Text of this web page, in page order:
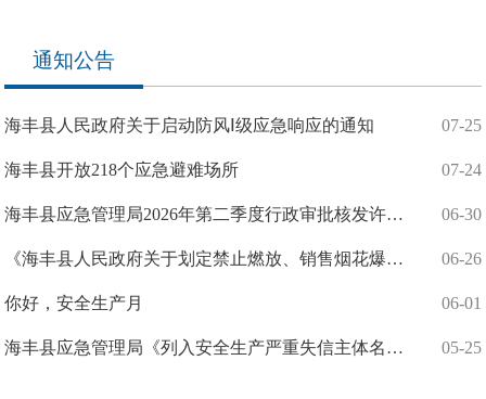
通知公告
海丰县人民政府关于启动防风Ⅰ级应急响应的通知 07-25
海丰县开放218个应急避难场所 07-24
海丰县应急管理局2026年第二季度行政审批核发许可证清单 06-30
《海丰县人民政府关于划定禁止燃放、销售烟花爆竹和孔明灯区域的通告（征求意见稿）》意见征集情况 06-26
你好，安全生产月 06-01
海丰县应急管理局《列入安全生产严重失信主体名单决定书》送达公告 05-25